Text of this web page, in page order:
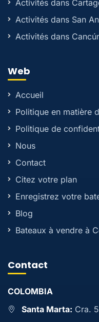
Activités dans
Activités dans San
Activités dans
Web
Accueil
Politique en matière
Politique de
Nous
Contact
Citez votre plan
Enregistrez votre
Blog
Bateaux à vendre à
Contact
COLOMBIA
Santa Marta: Cra.